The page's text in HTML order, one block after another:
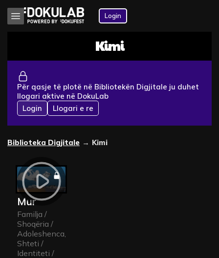
Login
Kimi
Për qasje të plotë në Bibliotekën Digjitale ju duhet
llogari aktive në DokuLab
Login
Llogari e re
Biblioteka Digjitale → Kimi
Mur
Familja /
Shoqëria /
Adoleshenca,
Shteti /
Identiteti /